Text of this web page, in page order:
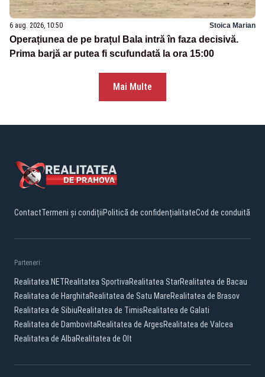
6 aug. 2026, 10:50 Stoica Marian
Operațiunea de pe brațul Bala intră în faza decisivă.
Prima barjă ar putea fi scufundată la ora 15:00
Mai Multe
ContactTermeni și condițiiPolitică de confidențialitateCod de conduită
Parteneri:
Realitatea.NETRealitatea SportivaRealitatea StarRealitatea de Bacau
Realitatea de HarghitaRealitatea de Satu MareRealitatea de Brasov
Realitatea de SibiuRealitatea de TimisRealitatea de Galati
Realitatea de DambovitaRealitatea de ArgesRealitatea de Valcea
Realitatea de AlbaRealitatea de Olt